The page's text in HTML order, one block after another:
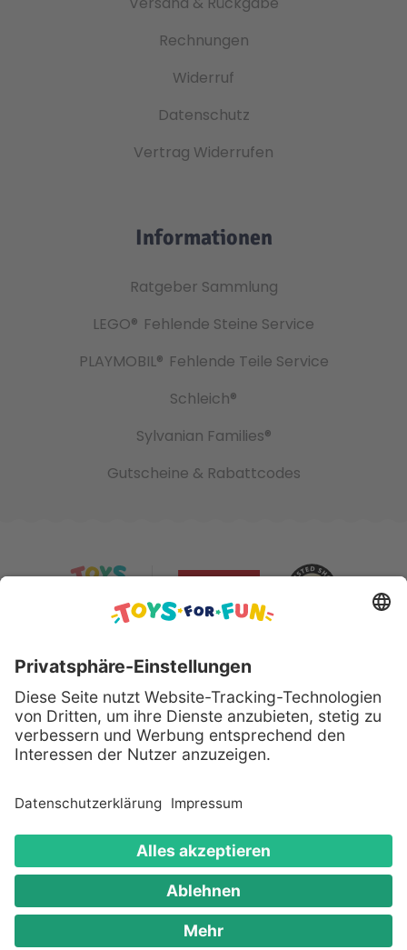
Rechnungen
Widerruf
Datenschutz
Vertrag Widerrufen
Informationen
Ratgeber Sammlung
LEGO® Fehlende Steine Service
PLAYMOBIL® Fehlende Teile Service
Schleich®
Sylvanian Families®
Gutscheine & Rabattcodes
Sicher bezahlen mit:
Alle genannten Produkte und Logos sind eingetragene
Warenzeichen der jeweiligen Hersteller.
Copyright © 2008 - 2026 Toys for Fun GmbH - Alle
Rechte vorbehalten